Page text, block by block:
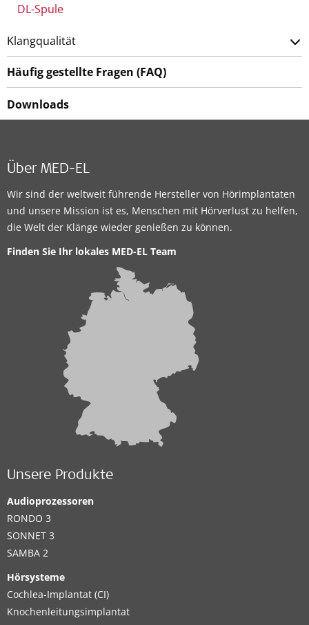
DL-Spule
Klangqualität
Häufig gestellte Fragen (FAQ)
Downloads
Über MED-EL
Wir sind der weltweit führende Hersteller von Hörimplantaten
und unsere Mission ist es, Menschen mit Hörverlust zu helfen,
die Welt der Klänge wieder genießen zu können.
Finden Sie Ihr lokales MED-EL Team
Unsere Produkte
Audioprozessoren
RONDO 3
SONNET 3
SAMBA 2
Hörsysteme
Cochlea-Implantat (CI)
Knochenleitungsimplantat